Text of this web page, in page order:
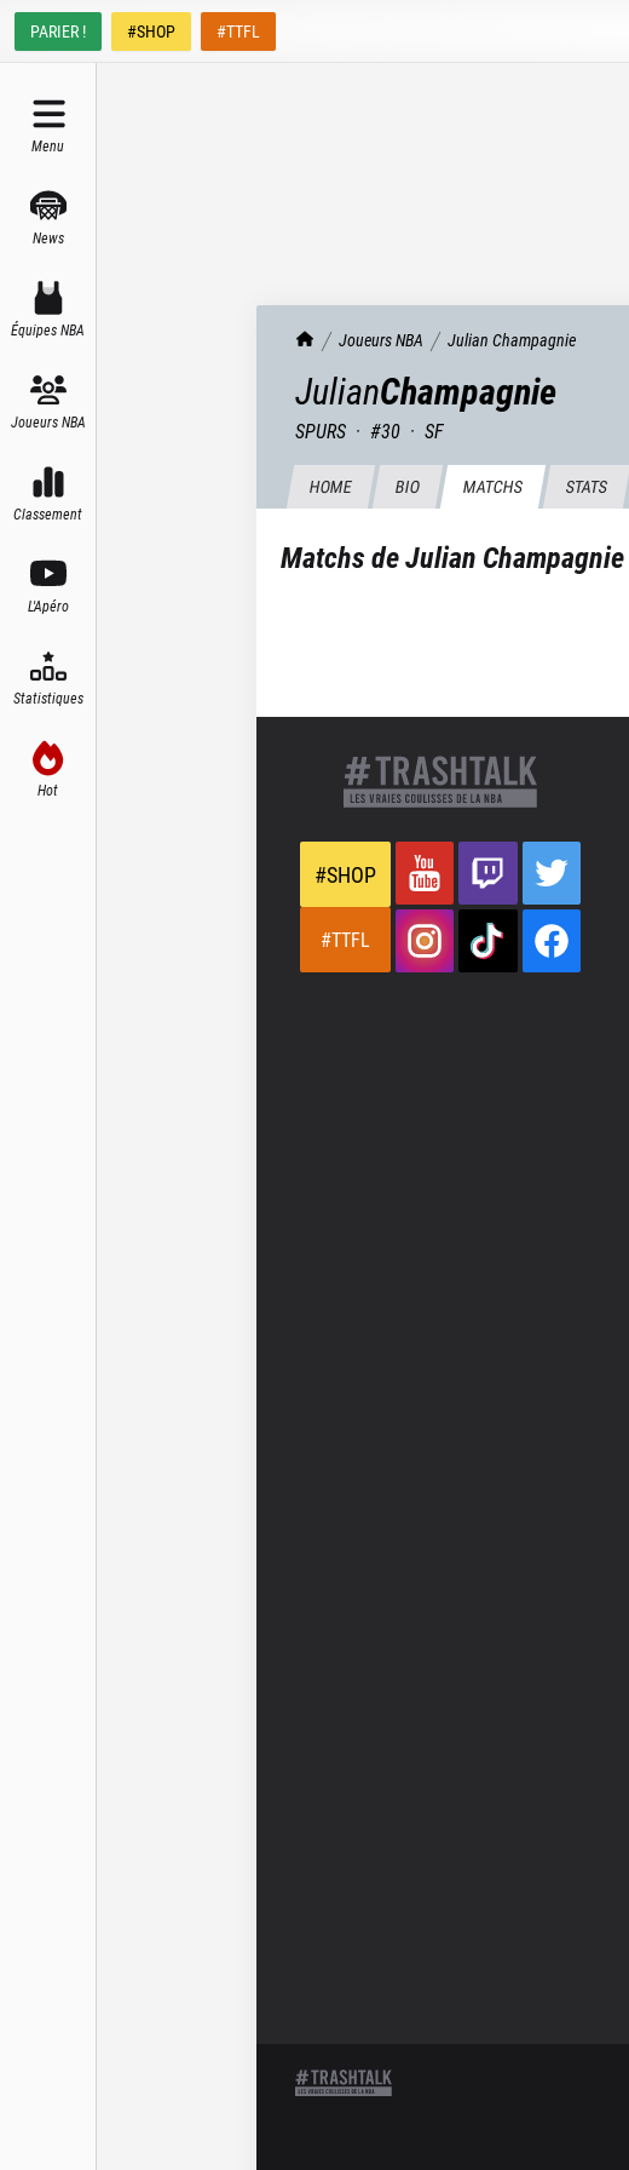
PARIER ! #SHOP #TTFL
Menu
News
Équipes NBA
Joueurs NBA
Classement
L'Apéro
Statistiques
Hot
TrashTalk Actu NBA
Joueurs NBA Julian Champagnie
JulianChampagnie
SPURS · #30 · SF
HOME BIO MATCHS STATS
Matchs deJulian Champagnie
#SHOP
#TTFL